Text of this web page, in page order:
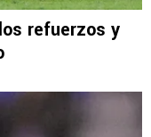
refuerzos y